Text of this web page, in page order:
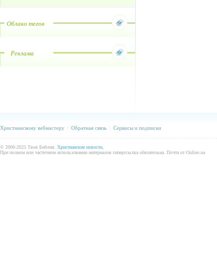
Облако тегов
Реклама
Христианскому вебмастеру Обратная связь Сервисы и подписки
© 2000-2025 Твоя Библия. Христианские новости
При полном или частичном использовании материалов гиперссылка обязательна. Почта от Online.ua